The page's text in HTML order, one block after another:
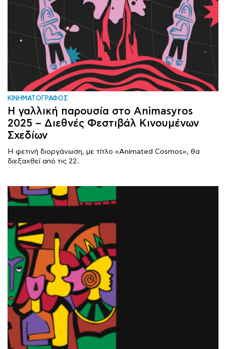
ΚΙΝΗΜΑΤΟΓΡΑΦΟΣ
Η γαλλική παρουσία στο Animasyros
2025 – Διεθνές Φεστιβάλ Κινουμένων
Σχεδίων
Η φετινή διοργάνωση, με τίτλο «Animated Cosmos», θα
διεξαχθεί από τις 22..